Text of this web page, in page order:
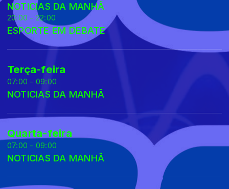
NOTICIAS DA MANHÃ
20:00 - 22:00
ESPORTE EM DEBATE
Terça-feira
07:00 - 09:00
NOTICIAS DA MANHÃ
Quarta-feira
07:00 - 09:00
NOTICIAS DA MANHÃ